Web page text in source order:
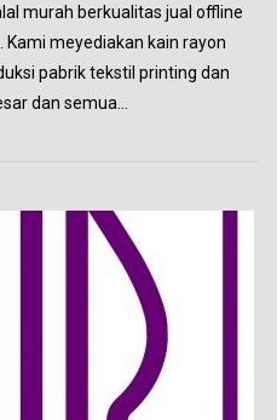
murah berkualitas jual offline
Kami meyediakan kain rayon
pabrik tekstil printing dan
dan semua…